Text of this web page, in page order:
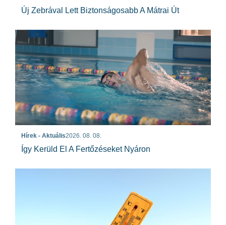
Új Zebrával Lett Biztonságosabb A Mátrai Út
Hírek - Aktuális2026. 08. 08.
Így Kerüld El A Fertőzéseket Nyáron